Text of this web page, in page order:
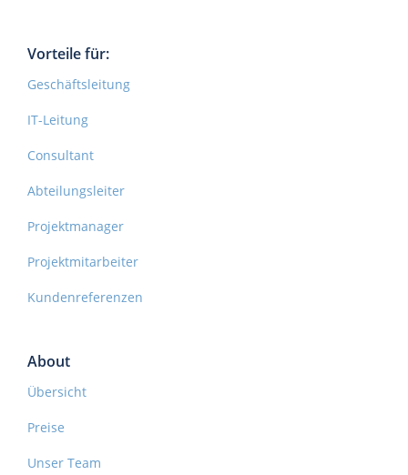
Vorteile für:
Geschäftsleitung
IT-Leitung
Consultant
Abteilungsleiter
Projektmanager
Projektmitarbeiter
Kundenreferenzen
About
Übersicht
Preise
Unser Team